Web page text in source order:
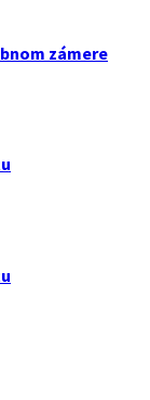
zámere